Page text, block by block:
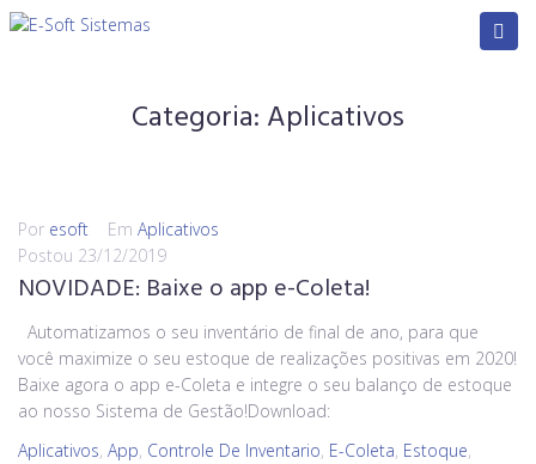
Categoria: Aplicativos
Por esoft Em Aplicativos
Postou 23/12/2019
NOVIDADE: Baixe o app e-Coleta!
Automatizamos o seu inventário de final de ano, para que
você maximize o seu estoque de realizações positivas em 2020!
Baixe agora o app e-Coleta e integre o seu balanço de estoque
ao nosso Sistema de Gestão!Download:
Aplicativos, App, Controle De Inventario, E-Coleta, Estoque,